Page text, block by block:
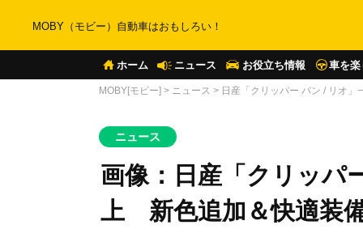
MOBY（モビー）自動車はおもしろい！
ホーム ニュース お役立ち情報 車を楽
MOBY[モビー] > ニュース > 日産「クリッパー バン / リオ
ニュース
画像：日産「クリッパ
上 新色追加＆快適